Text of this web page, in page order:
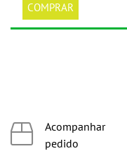
COMPRAR
Acompanhar
pedido